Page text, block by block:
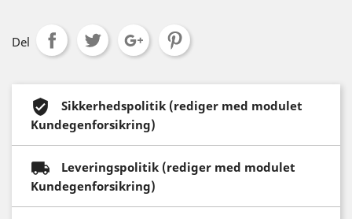
Del
Sikkerhedspolitik (rediger med modulet
Kundegenforsikring)
Leveringspolitik (rediger med modulet
Kundegenforsikring)